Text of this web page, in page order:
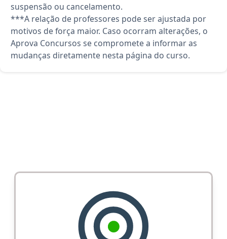
suspensão ou cancelamento.
***A relação de professores pode ser ajustada por
motivos de força maior. Caso ocorram alterações, o
Aprova Concursos se compromete a informar as
mudanças diretamente nesta página do curso.